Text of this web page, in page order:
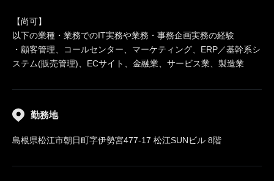
【尚可】
以下の業種・業務でのIT実務や業務・事務企画実務の経験
・顧客管理、コールセンター、マーケティング、ERP／基幹系シ
ステム(販売管理)、ECサイト、金融業、サービス業、製造業
勤務地
島根県松江市朝日町字伊勢宮477-17 松江SUNビル 8階